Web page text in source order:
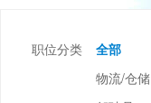
职位分类 全部
物流/仓储